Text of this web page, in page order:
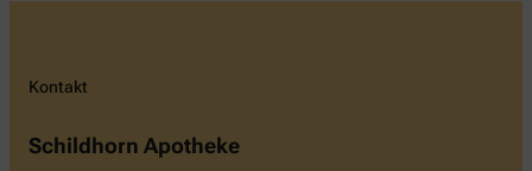
Kontakt
Schildhorn Apotheke